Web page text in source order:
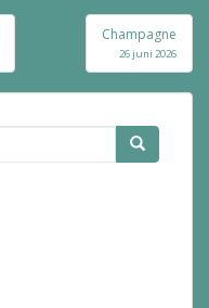
Champagne
26 juni 2026